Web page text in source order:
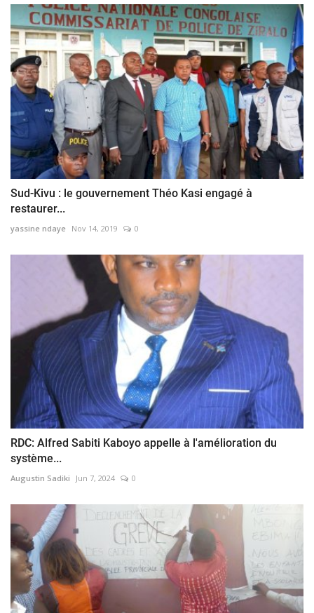
Sud-Kivu : le gouvernement Théo Kasi engagé à
restaurer...
yassine ndaye Nov 14, 2019 0
RDC: Alfred Sabiti Kaboyo appelle à l'amélioration du
système...
Augustin Sadiki Jun 7, 2024 0